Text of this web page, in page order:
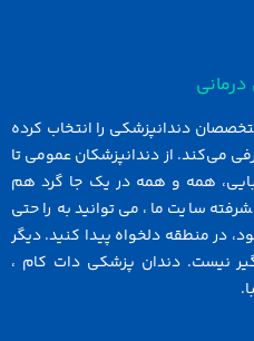
دندانپزشکی را انتخاب کرده
از دندانپزشکان عمومی تا
همه و همه در یک جا گرد هم
سایت ما، می‌توانید به راحتی
منطقه دلخواه پیدا کنید. دیگر
دندان پزشکی دات کام ،